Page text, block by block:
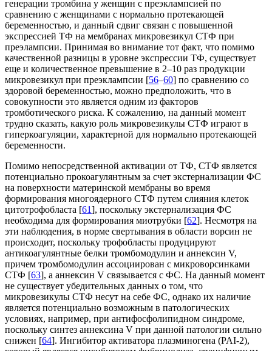
генерации тромбина у женщин с преэклампсией по
сравнению с женщинами с нормально протекающей
беременностью, и данный сдвиг связан с повышенной
экспрессией ТФ на мембранах микровезикул СТФ при
преэлампсии. Принимая во внимание тот факт, что помимо
качественной разницы в уровне экспрессии ТФ, существует
еще и количественное превышение в 2–10 раз продукции
микровезикул при преэклампсии [56–60] по сравнению со
здоровой беременностью, можно предположить, что в
совокупности это является одним из факторов
тромботического риска. К сожалению, на данный момент
трудно сказать, какую роль микровезикулы СТФ играют в
гиперкоагуляции, характерной для нормально протекающей
беременности.
Помимо непосредственной активации от ТФ, СТФ является
потенциально прокоагулянтным за счет экстернализации ФС
на поверхности материнской мембраны во время
формирования многоядерного СТФ путем слияния клеток
цитотрофобласта [61], поскольку экстернализация ФС
необходима для формирования миотрубки [62]. Несмотря на
эти наблюдения, в норме свертывания в области ворсин не
происходит, поскольку трофобласты продуцируют
антикоагулянтные белки тромбомодулин и аннексин V,
причем тромбомодулин ассоциирован с микроворсинками
СТФ [63], а аннексин V связывается с ФС. На данный момент
не существует убедительных данных о том, что
микровезикулы СТФ несут на себе ФС, однако их наличие
является потенциально возможным в патологических
условиях, например, при антифосфолипидном синдроме,
поскольку синтез аннексина V при данной патологии сильно
снижен [64]. Ингибитор активатора плазминогена (PAI-2),